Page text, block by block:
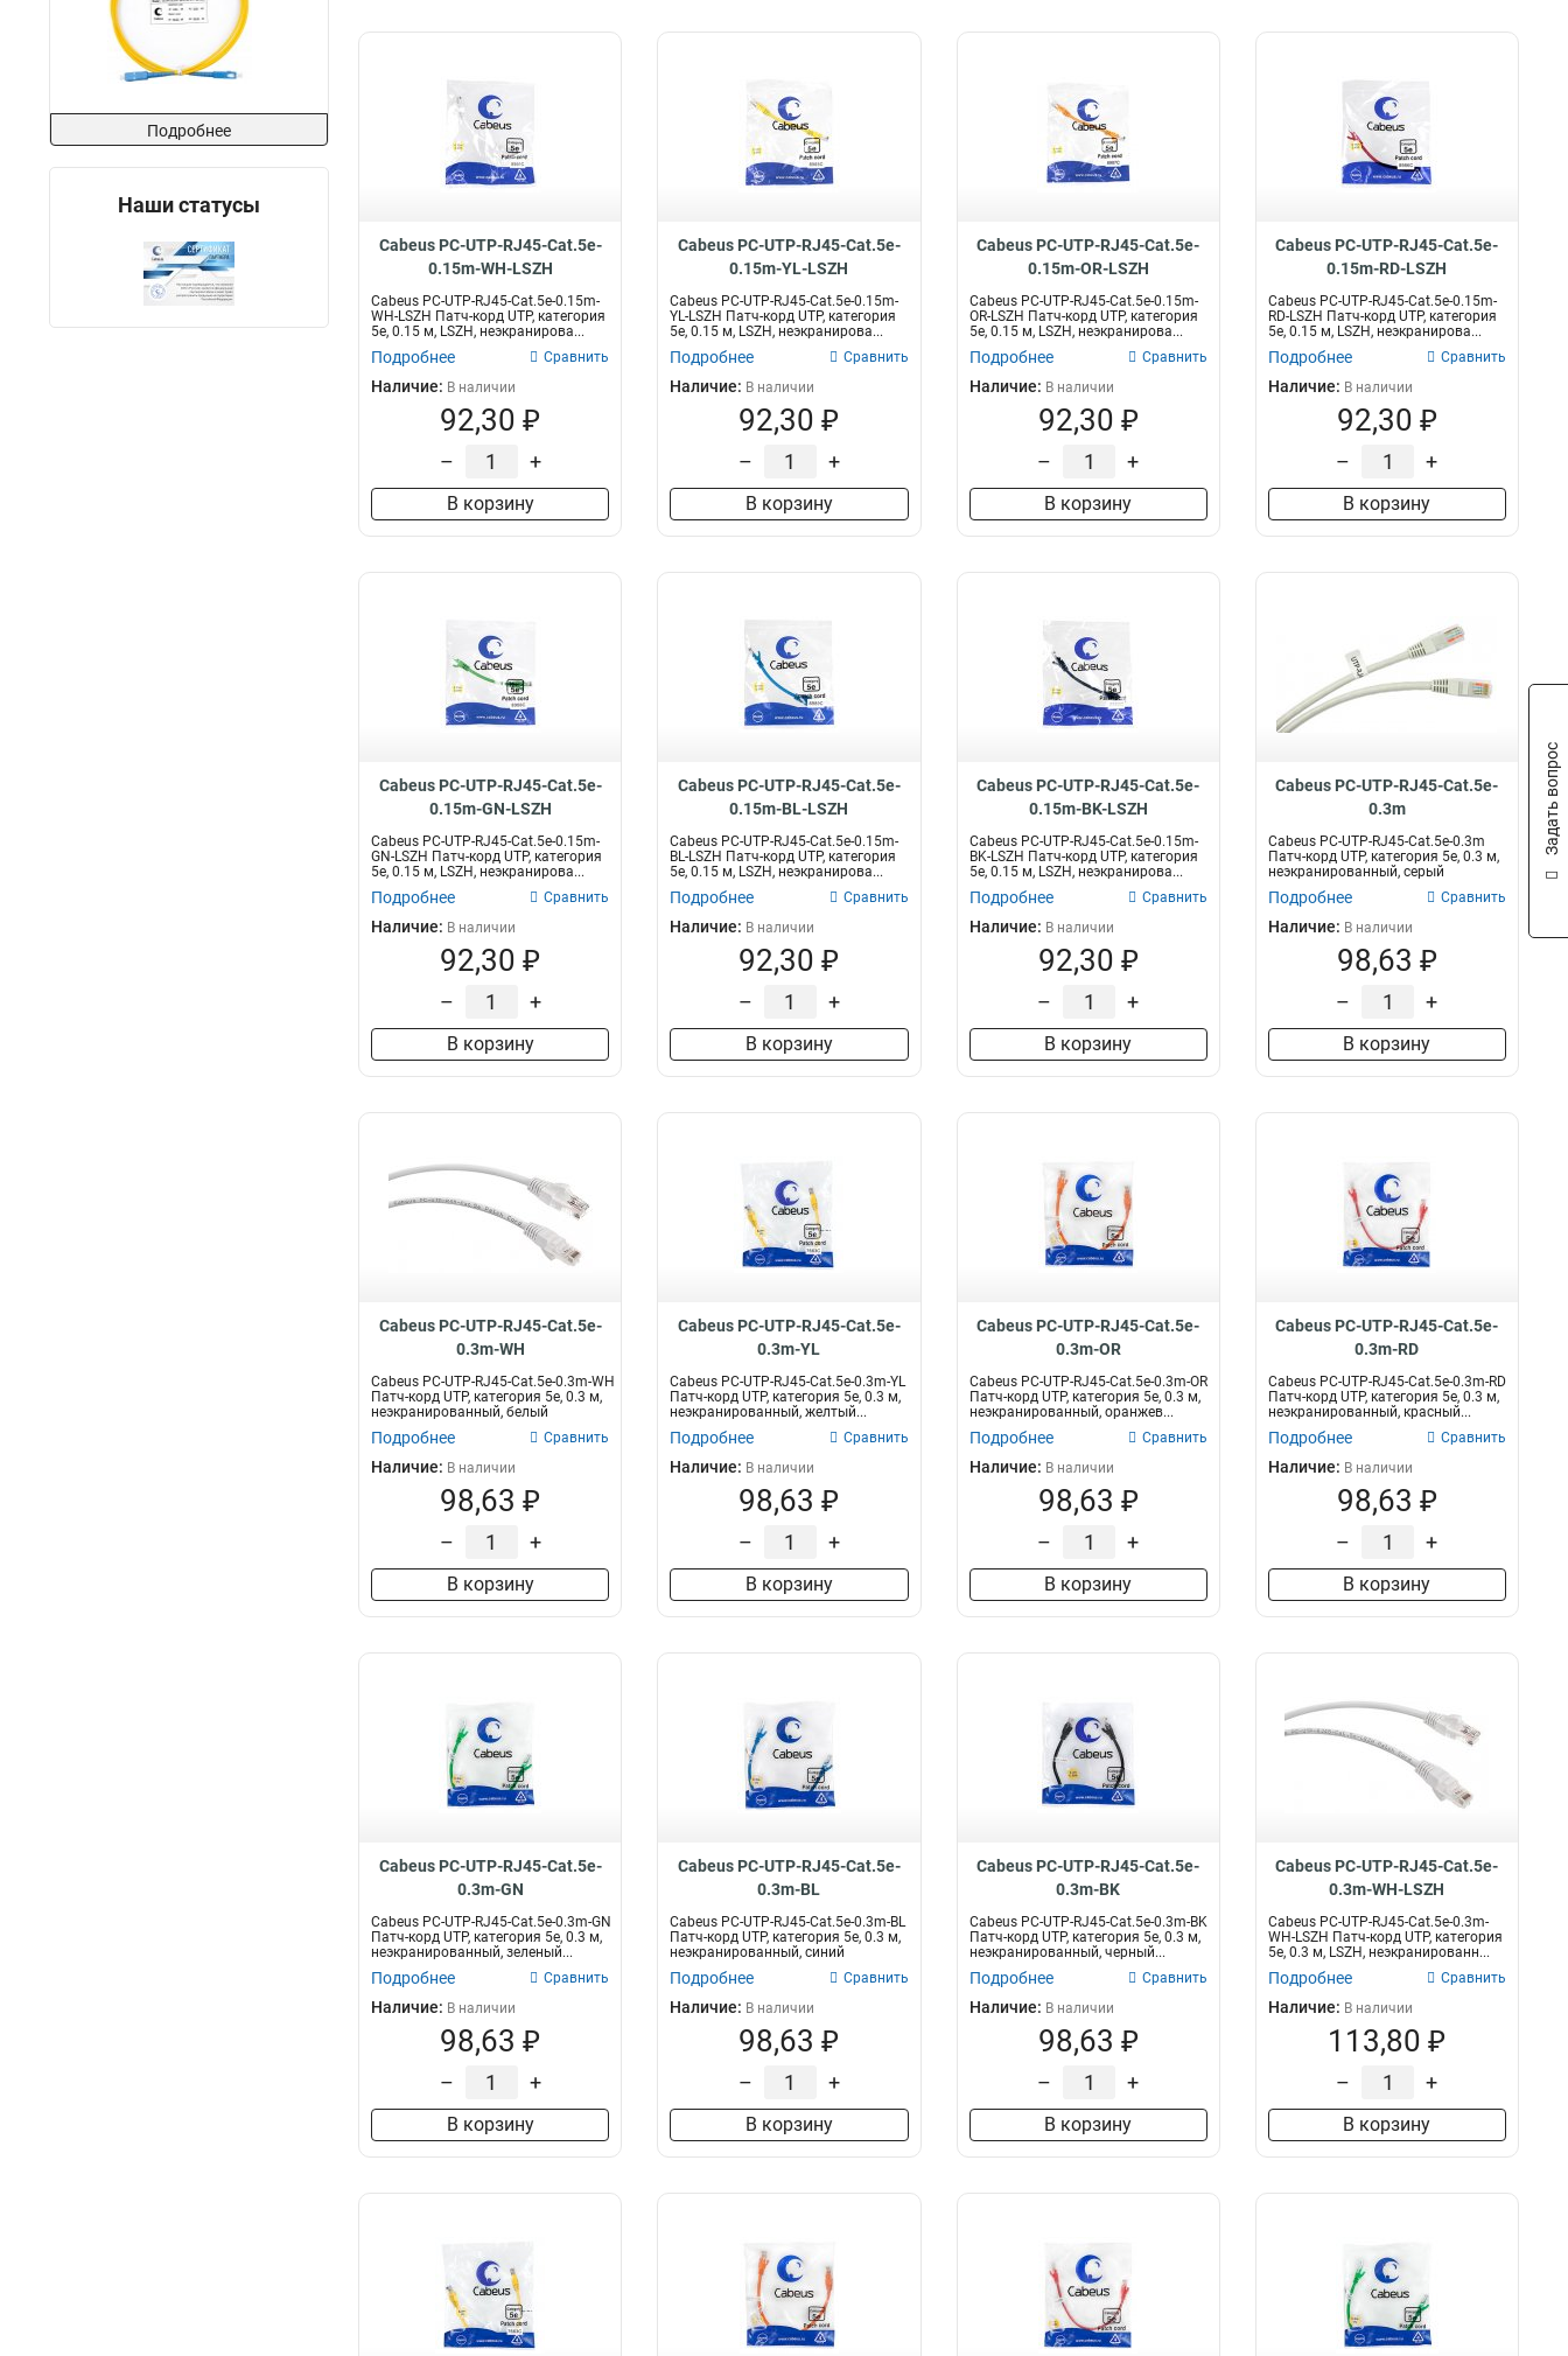
Подробнее
Наши статусы
Cabeus PC-UTP-RJ45-Cat.5e-
0.15m-WH-LSZH
Cabeus PC-UTP-RJ45-Cat.5e-0.15m-
WH-LSZH Патч-корд UTP, категория
5e, 0.15 м, LSZH, неэкранирова...
Подробнее Сравнить
Наличие: В наличии
92,30 ₽
– +
В корзину
Cabeus PC-UTP-RJ45-Cat.5e-
0.15m-YL-LSZH
Cabeus PC-UTP-RJ45-Cat.5e-0.15m-
YL-LSZH Патч-корд UTP, категория
5e, 0.15 м, LSZH, неэкранирова...
Подробнее Сравнить
Наличие: В наличии
92,30 ₽
– +
В корзину
Cabeus PC-UTP-RJ45-Cat.5e-
0.15m-OR-LSZH
Cabeus PC-UTP-RJ45-Cat.5e-0.15m-
OR-LSZH Патч-корд UTP, категория
5e, 0.15 м, LSZH, неэкранирова...
Подробнее Сравнить
Наличие: В наличии
92,30 ₽
– +
В корзину
Cabeus PC-UTP-RJ45-Cat.5e-
0.15m-RD-LSZH
Cabeus PC-UTP-RJ45-Cat.5e-0.15m-
RD-LSZH Патч-корд UTP, категория
5e, 0.15 м, LSZH, неэкранирова...
Подробнее Сравнить
Наличие: В наличии
92,30 ₽
– +
В корзину
Cabeus PC-UTP-RJ45-Cat.5e-
0.15m-GN-LSZH
Cabeus PC-UTP-RJ45-Cat.5e-0.15m-
GN-LSZH Патч-корд UTP, категория
5e, 0.15 м, LSZH, неэкранирова...
Подробнее Сравнить
Наличие: В наличии
92,30 ₽
– +
В корзину
Cabeus PC-UTP-RJ45-Cat.5e-
0.15m-BL-LSZH
Cabeus PC-UTP-RJ45-Cat.5e-0.15m-
BL-LSZH Патч-корд UTP, категория
5e, 0.15 м, LSZH, неэкранирова...
Подробнее Сравнить
Наличие: В наличии
92,30 ₽
– +
В корзину
Cabeus PC-UTP-RJ45-Cat.5e-
0.15m-BK-LSZH
Cabeus PC-UTP-RJ45-Cat.5e-0.15m-
BK-LSZH Патч-корд UTP, категория
5e, 0.15 м, LSZH, неэкранирова...
Подробнее Сравнить
Наличие: В наличии
92,30 ₽
– +
В корзину
Cabeus PC-UTP-RJ45-Cat.5e-
0.3m
Cabeus PC-UTP-RJ45-Cat.5e-0.3m
Патч-корд UTP, категория 5e, 0.3 м,
неэкранированный, серый
Подробнее Сравнить
Наличие: В наличии
98,63 ₽
– +
В корзину
Cabeus PC-UTP-RJ45-Cat.5e-
0.3m-WH
Cabeus PC-UTP-RJ45-Cat.5e-0.3m-WH
Патч-корд UTP, категория 5e, 0.3 м,
неэкранированный, белый
Подробнее Сравнить
Наличие: В наличии
98,63 ₽
– +
В корзину
Cabeus PC-UTP-RJ45-Cat.5e-
0.3m-YL
Cabeus PC-UTP-RJ45-Cat.5e-0.3m-YL
Патч-корд UTP, категория 5e, 0.3 м,
неэкранированный, желтый...
Подробнее Сравнить
Наличие: В наличии
98,63 ₽
– +
В корзину
Cabeus PC-UTP-RJ45-Cat.5e-
0.3m-OR
Cabeus PC-UTP-RJ45-Cat.5e-0.3m-OR
Патч-корд UTP, категория 5e, 0.3 м,
неэкранированный, оранжев...
Подробнее Сравнить
Наличие: В наличии
98,63 ₽
– +
В корзину
Cabeus PC-UTP-RJ45-Cat.5e-
0.3m-RD
Cabeus PC-UTP-RJ45-Cat.5e-0.3m-RD
Патч-корд UTP, категория 5e, 0.3 м,
неэкранированный, красный...
Подробнее Сравнить
Наличие: В наличии
98,63 ₽
– +
В корзину
Cabeus PC-UTP-RJ45-Cat.5e-
0.3m-GN
Cabeus PC-UTP-RJ45-Cat.5e-0.3m-GN
Патч-корд UTP, категория 5e, 0.3 м,
неэкранированный, зеленый...
Подробнее Сравнить
Наличие: В наличии
98,63 ₽
– +
В корзину
Cabeus PC-UTP-RJ45-Cat.5e-
0.3m-BL
Cabeus PC-UTP-RJ45-Cat.5e-0.3m-BL
Патч-корд UTP, категория 5e, 0.3 м,
неэкранированный, синий
Подробнее Сравнить
Наличие: В наличии
98,63 ₽
– +
В корзину
Cabeus PC-UTP-RJ45-Cat.5e-
0.3m-BK
Cabeus PC-UTP-RJ45-Cat.5e-0.3m-BK
Патч-корд UTP, категория 5e, 0.3 м,
неэкранированный, черный...
Подробнее Сравнить
Наличие: В наличии
98,63 ₽
– +
В корзину
Cabeus PC-UTP-RJ45-Cat.5e-
0.3m-WH-LSZH
Cabeus PC-UTP-RJ45-Cat.5e-0.3m-
WH-LSZH Патч-корд UTP, категория
5e, 0.3 м, LSZH, неэкранированн...
Подробнее Сравнить
Наличие: В наличии
113,80 ₽
– +
В корзину
Задать вопрос